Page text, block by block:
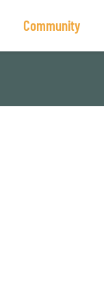
Community